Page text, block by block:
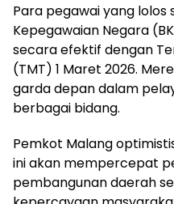
Para pegawai yang lolos
Kepegawaian Negara
secara efektif dengan
(TMT) 1 Maret 2026.
garda depan dalam
berbagai bidang.
Pemkot Malang
ini akan mempercepat
pembangunan daerah